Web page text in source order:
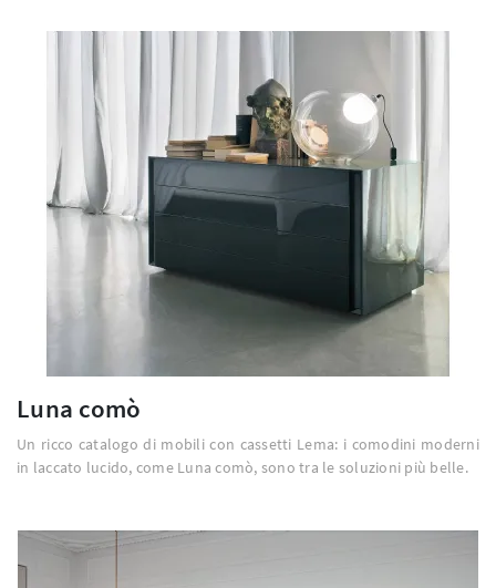
Luna comò
Un ricco catalogo di mobili con cassetti Lema: i comodini moderni
in laccato lucido, come Luna comò, sono tra le soluzioni più belle.